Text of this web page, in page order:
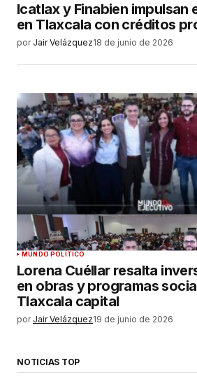
Icatlax y Finabien impulsan
en Tlaxcala con créditos
por Jair Velázquez18 de junio de 2026
MUNDO POLÍTICO
Lorena Cuéllar resalta
en obras y programas
Tlaxcala capital
por Jair Velázquez19 de junio de 2026
NOTICIAS TOP